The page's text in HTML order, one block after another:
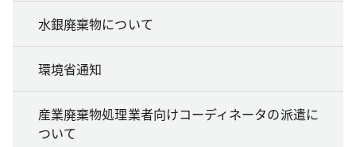
水銀廃棄物について
環境省通知
産業廃棄物処理業者向けコーディネータの派遣に
ついて